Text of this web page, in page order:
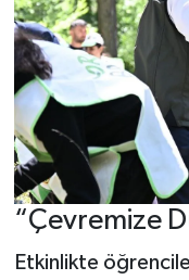
“Çevremize
Etkinlikte